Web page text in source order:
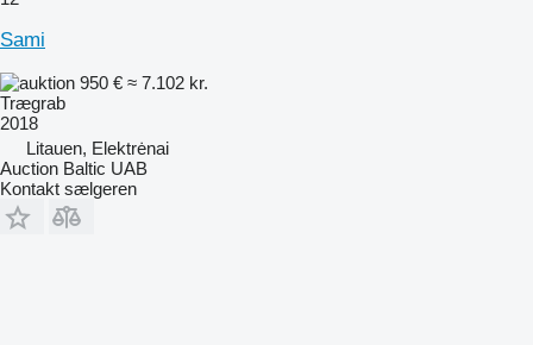
Sami
950 € ≈ 7.102 kr.
Trægrab
2018
Litauen, Elektrėnai
Auction Baltic UAB
Kontakt sælgeren